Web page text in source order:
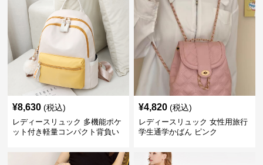
¥8,630 (税込)
レディースリュック 多機能ポケ
ット付き軽量コンパクト背負い
¥4,820 (税込)
レディースリュック 女性用旅行
学生通学かばん ピンク